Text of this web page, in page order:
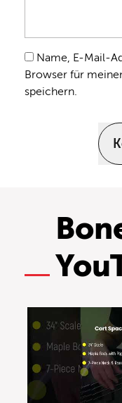
Name, E-Mail-
Browser für
speichern.